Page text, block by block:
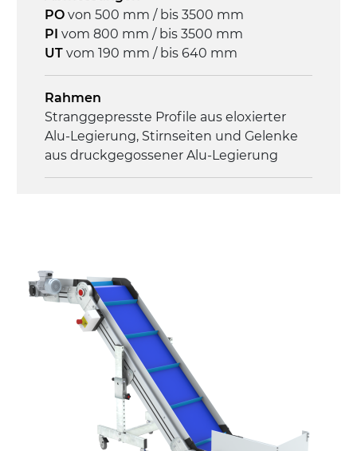
3Ph
Geschwindigkeit
3,4 m/Minute
Steuerung
On/Off, E-Stopp, Motor-
Überlastungsschutz
PO von 500 mm / bis 3500 mm
PI vom 800 mm / bis 3500 mm
UT vom 190 mm / bis 640 mm
Rahmen
Stranggepresste Profile aus eloxierter
Alu-Legierung, Stirnseiten und Gelenke
aus druckgegossener Alu-Legierung
Ständer
ausziehbare Elemente mit Scharnieren
aus druckgegossener Alu-Legierung,
Beine aus verzinktem Metallrohr,
Schwenkräder mit/ohne Bremse (2+2)
Förderfläche
PU Oberfläche in Mattblau
Rippen aus PU